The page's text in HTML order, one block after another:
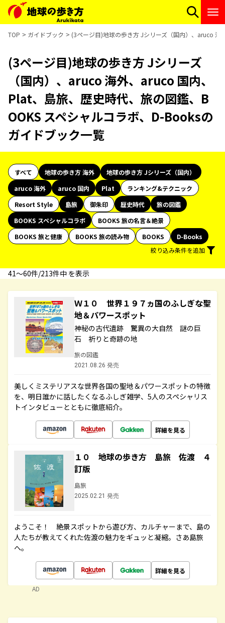
TOP ガイドブック (3ページ目)地球の歩き方 Jシリーズ（国内）、aruco
(3ページ目)地球の歩き方 Jシリーズ
（国内）、aruco 海外、aruco 国内、
Plat、島旅、歴史時代、旅の図鑑、B
OOKS スペシャルコラボ、D-Booksの
ガイドブック一覧
すべて 地球の歩き方 海外
地球の歩き方 Jシリーズ（国内）
aruco 海外
aruco 国内 Plat
ランキング&テクニック
Resort Style
島旅 御朱印 歴史時代
旅の図鑑
BOOKS スペシャルコラボ
BOOKS 旅の名言＆絶景
BOOKS 旅と健康
BOOKS 旅の読み物 BOOKS
D-Books
絞り込み条件を追加
41〜60件/213件中 を表示
Ｗ１０ 世界１９７ヵ国のふしぎな聖
地＆パワースポット
神秘の古代遺跡 驚異の大自然 謎の巨
石 祈りと奇跡の地
旅の図鑑
2021.08.26 発売
美しくミステリアスな世界各国の聖地＆パワースポットの特徴
を、明日誰かに話したくなるふしぎ雑学、5人のスペシャリス
トインタビューとともに徹底紹介。
詳細を見る
１０ 地球の歩き方 島旅 佐渡 ４
訂版
島旅
2025.02.21 発売
ようこそ！ 絶景スポットから遊び方、カルチャーまで、島の
人たちが教えてくれた佐渡の魅力をギュッと凝縮。さあ島旅
へ。
詳細を見る
AD